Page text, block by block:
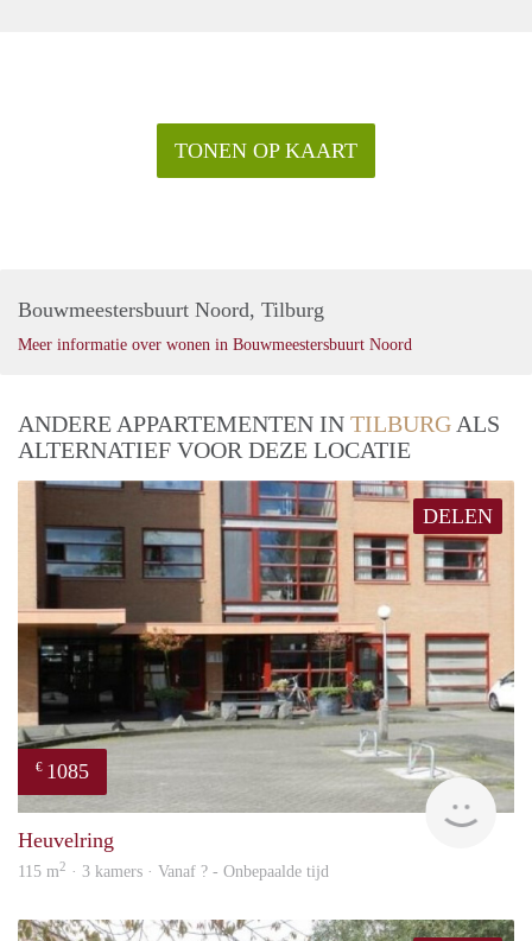
TONEN OP KAART
Bouwmeestersbuurt Noord, Tilburg
Meer informatie over wonen in Bouwmeestersbuurt Noord
ANDERE APPARTEMENTEN IN TILBURG ALS
ALTERNATIEF VOOR DEZE LOCATIE
DELEN
€ 1085
Heuvelring
115 m2 · 3 kamers · Vanaf ? - Onbepaalde tijd